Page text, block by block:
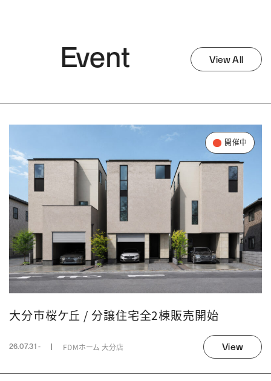
Event View All
開催中
大分市桜ケ丘 / 分譲住宅全2棟販売開始
26.07.31 - FDMホーム 大分店 View